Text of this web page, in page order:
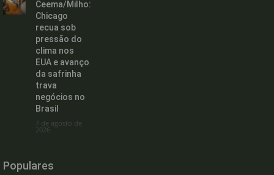
Ceema/Milho:
Chicago
recua sob
pressão do
clima nos
EUA e avanço
da safrinha
trava
negócios no
Brasil
7 de agosto de
2026
Populares